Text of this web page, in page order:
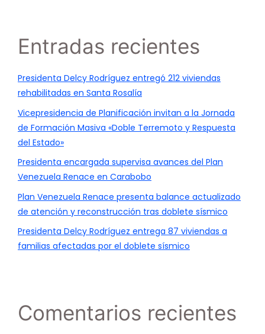
Entradas recientes
Presidenta Delcy Rodríguez entregó 212 viviendas
rehabilitadas en Santa Rosalía
Vicepresidencia de Planificación invitan a la Jornada
de Formación Masiva «Doble Terremoto y Respuesta
del Estado»
Presidenta encargada supervisa avances del Plan
Venezuela Renace en Carabobo
Plan Venezuela Renace presenta balance actualizado
de atención y reconstrucción tras doblete sísmico
Presidenta Delcy Rodríguez entrega 87 viviendas a
familias afectadas por el doblete sísmico
Comentarios recientes